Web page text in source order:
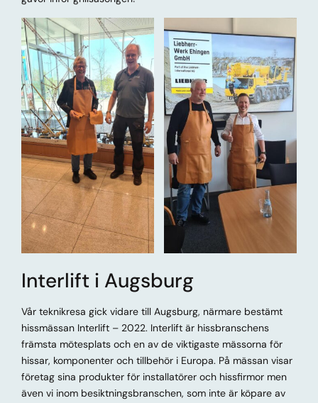
Interlift i Augsburg
Vår teknikresa gick vidare till Augsburg, närmare bestämt
hissmässan Interlift – 2022. Interlift är hissbranschens
främsta mötesplats och en av de viktigaste mässorna för
hissar, komponenter och tillbehör i Europa. På mässan visar
företag sina produkter för installatörer och hissfirmor men
även vi inom besiktningsbranschen, som inte är köpare av